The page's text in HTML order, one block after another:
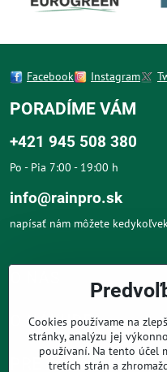
Facebook Instagram
PORADÍME VÁM
+421 945 508 380
Po - Pia 7:00 - 19:00 h
info@rainpro.sk
napísať nám môžete kedykoľvek
O NÁKUPE
PRE ZÁKAZNÍKOV
Cookies používame na
stránky, analýzu jej
používaní. Na tento účel
tretích strán a